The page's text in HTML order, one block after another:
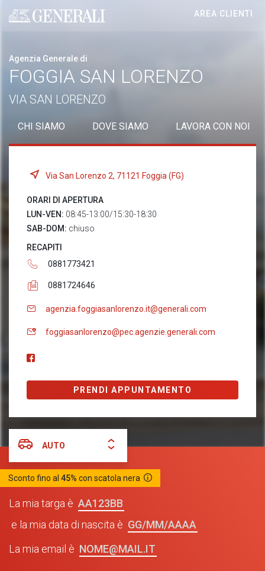
Generali logo
AREA CLIENTI
Agenzia Generale di
FOGGIA SAN LORENZO
VIA SAN LORENZO
CHI SIAMO DOVE SIAMO LAVORA CON NOI
Via San Lorenzo 2, 71121 Foggia (FG)
ORARI DI APERTURA
LUN-VEN: 08:45-13:00/15:30-18:30
SAB-DOM: chiuso
RECAPITI
0881773421
0881724646
agenzia.foggiasanlorenzo.it@generali.com
foggiasanlorenzo@pec.agenzie.generali.com
PRENDI APPUNTAMENTO
AUTO
Sconto fino al 45% con scatola nera
La mia targa è
AA123BB
e la mia data di nascita è
GG/MM/AAAA
La mia email è NOME@MAIL.IT